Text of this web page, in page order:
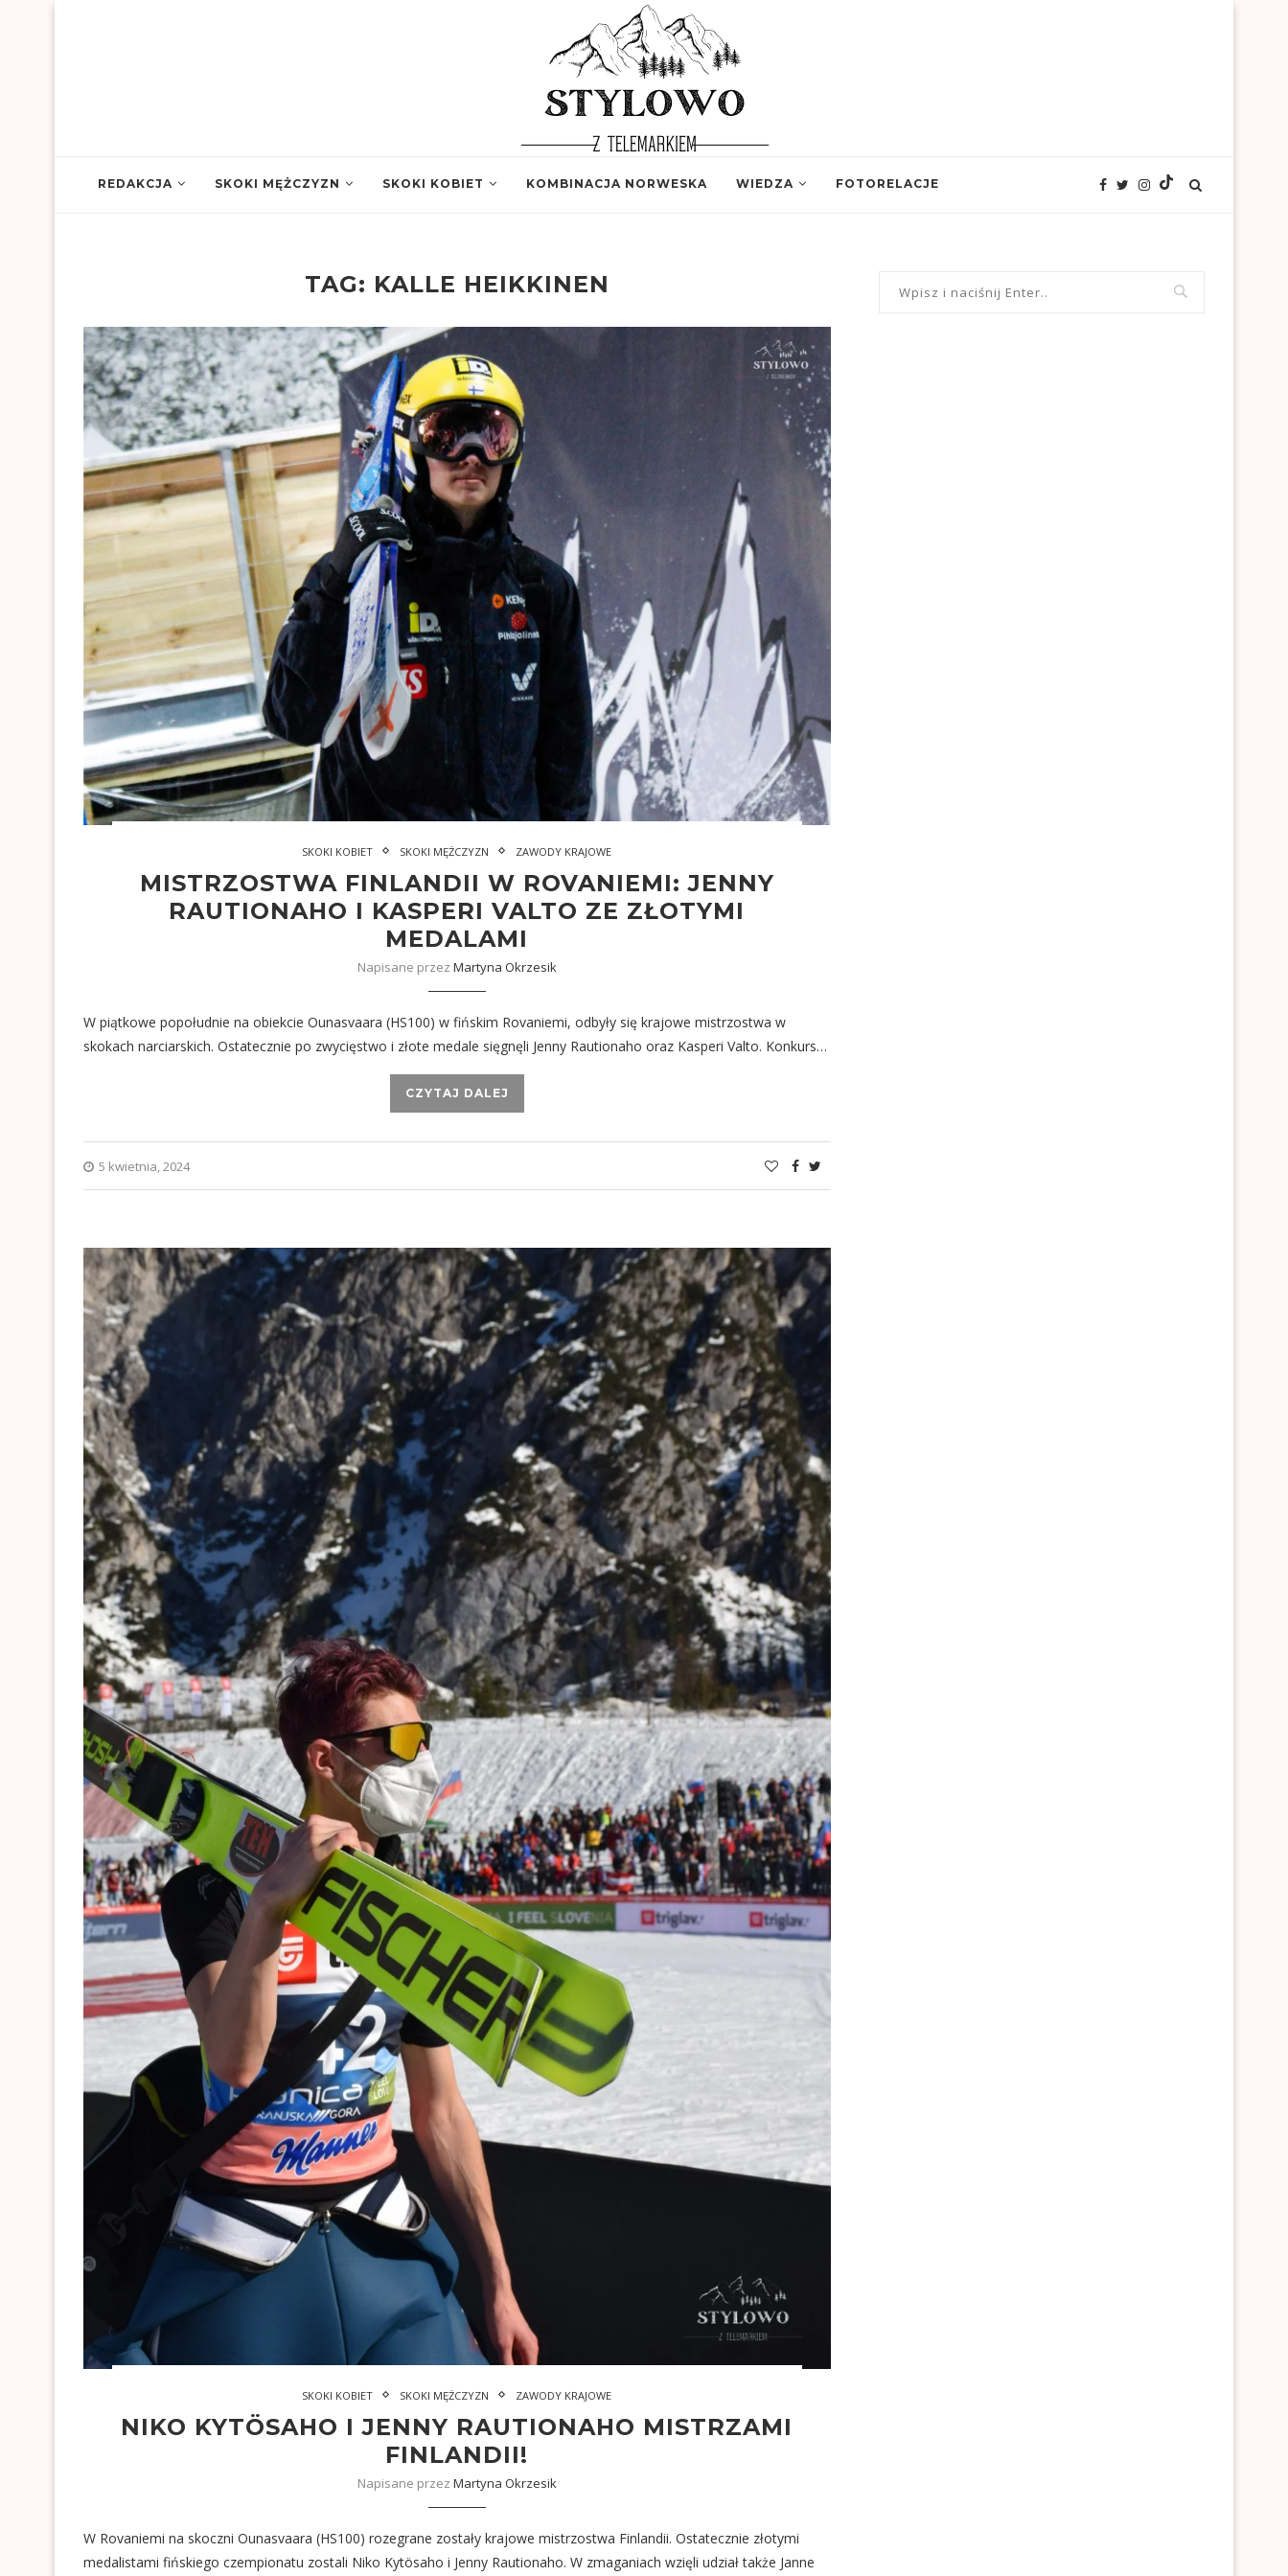
REDAKCJA SKOKI MĘŻCZYZN SKOKI KOBIET KOMBINACJA NORWESKA WIEDZA FOTORELACJE
TAG: KALLE HEIKKINEN
SKOKI KOBIET SKOKI MĘŻCZYZN ZAWODY KRAJOWE
MISTRZOSTWA FINLANDII W ROVANIEMI: JENNY
RAUTIONAHO I KASPERI VALTO ZE ZŁOTYMI
MEDALAMI
Napisane przez Martyna Okrzesik
W piątkowe popołudnie na obiekcie Ounasvaara (HS100) w fińskim Rovaniemi, odbyły się krajowe mistrzostwa w
skokach narciarskich. Ostatecznie po zwycięstwo i złote medale sięgnęli Jenny Rautionaho oraz Kasperi Valto. Konkurs…
CZYTAJ DALEJ
5 kwietnia, 2024
SKOKI KOBIET SKOKI MĘŻCZYZN ZAWODY KRAJOWE
NIKO KYTÖSAHO I JENNY RAUTIONAHO MISTRZAMI
FINLANDII!
Napisane przez Martyna Okrzesik
W Rovaniemi na skoczni Ounasvaara (HS100) rozegrane zostały krajowe mistrzostwa Finlandii. Ostatecznie złotymi
medalistami fińskiego czempionatu zostali Niko Kytösaho i Jenny Rautionaho. W zmaganiach wzięli udział także Janne